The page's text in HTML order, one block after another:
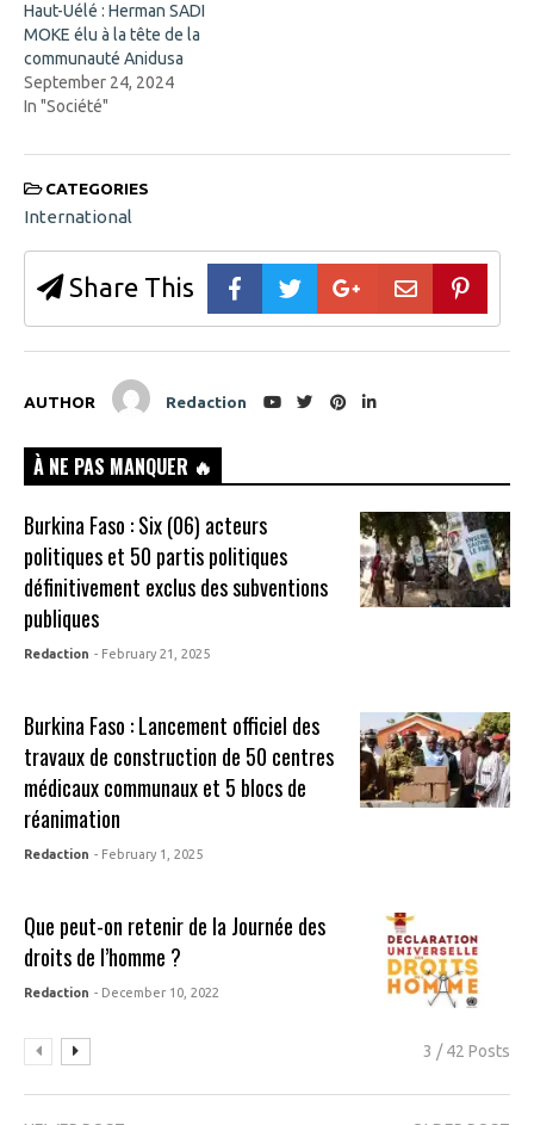
n
d
o
w
)
Haut-Uélé : Herman SADI
MOKE élu à la tête de la
communauté Anidusa
September 24, 2024
In "Société"
CATEGORIES
International
Share This
AUTHOR Redaction
À NE PAS MANQUER 🔥
Burkina Faso : Six (06) acteurs
politiques et 50 partis politiques
définitivement exclus des subventions
publiques
Redaction - February 21, 2025
Burkina Faso : Lancement officiel des
travaux de construction de 50 centres
médicaux communaux et 5 blocs de
réanimation
Redaction - February 1, 2025
Que peut-on retenir de la Journée des
droits de l’homme ?
Redaction - December 10, 2022
3 / 42 Posts